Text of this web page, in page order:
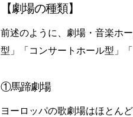
【劇場の種類】
前述のように、劇場・音楽ホ
型」「コンサートホール型」
①馬蹄劇場
ヨーロッパの歌劇場はほとん